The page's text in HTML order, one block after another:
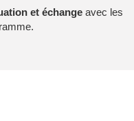
et échange avec les